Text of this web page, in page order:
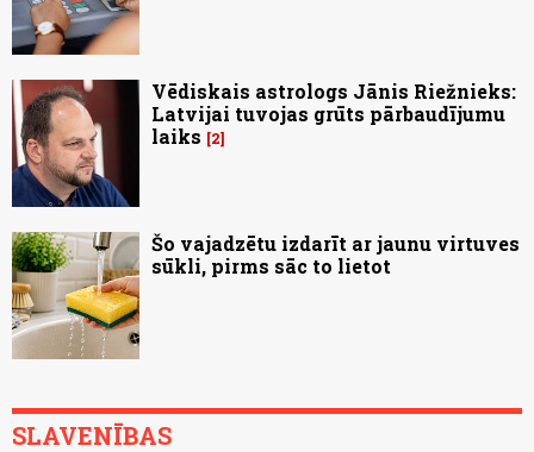
Vēdiskais astrologs Jānis Riežnieks:
Latvijai tuvojas grūts pārbaudījumu
laiks
2
Šo vajadzētu izdarīt ar jaunu virtuves
sūkli, pirms sāc to lietot
SLAVENĪBAS